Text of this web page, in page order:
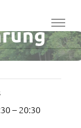
–
– 20:30